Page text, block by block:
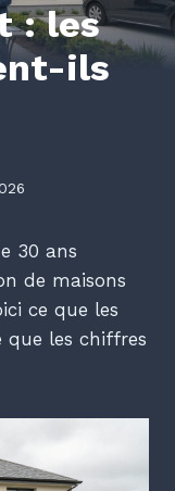
: les
ils
30 ans
de maisons
ce que les
que les chiffres